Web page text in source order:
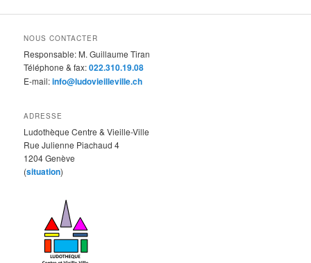
NOUS CONTACTER
Responsable: M. Guillaume Tiran
Téléphone & fax:022.310.19.08
E-mail:info@ludovieilleville.ch
ADRESSE
Ludothèque Centre & Vieille-Ville
Rue Julienne Piachaud 4
1204 Genève
(situation)